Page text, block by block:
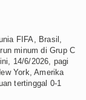
FIFA, Brasil,
minum di Grup C
14/6/2026, pagi
York, Amerika
tertinggal 0-1